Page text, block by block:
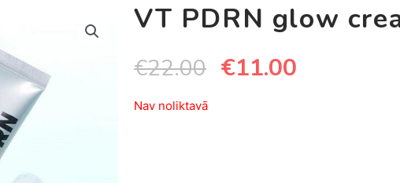
VT PDRN glow
€22.00 €11.00
Nav noliktavā